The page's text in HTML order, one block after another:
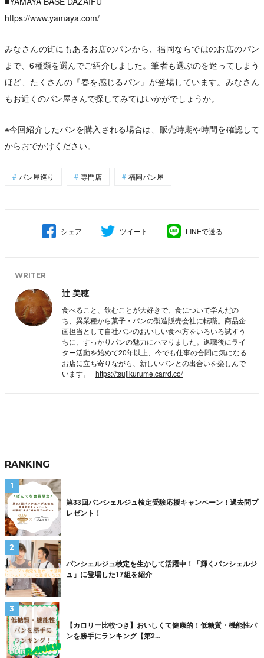
https://www.yamaya.com/
みなさんの街にもあるお店のパンから、福岡ならではのお店のパン
まで、6種類を選んでご紹介しました。筆者も選ぶのを迷ってしまう
ほど、たくさんの『春を感じるパン』が登場しています。みなさん
もお近くのパン屋さんで探してみてはいかがでしょうか。
※今回紹介したパンを購入される場合は、販売時期や時間を確認して
からおでかけください。
パン屋巡り 専門店 福岡パン屋
シェア ツイート LINEで送る
WRITER
辻 美穂
食べること、飲むことが大好きで、食について学んだの
ち、異業種から菓子・パンの製造販売会社に転職。商品企
画担当として自社パンのおいしい食べ方をいろいろ試すう
ちに、すっかりパンの魅力にハマりました。退職後にライ
ター活動を始めて20年以上、今でも仕事の合間に気になる
お店に立ち寄りながら、新しいパンとの出合いを楽しんで
います。 https://tsujikurume.carrd.co/
RANKING
第33回パンシェルジュ検定受験応援キャンペーン！過去問プ
レゼント！
パンシェルジュ検定を生かして活躍中！「輝くパンシェルジ
ュ」に登場した17組を紹介
【カロリー比較つき】おいしくて健康的！低糖質・機能性パ
ンを勝手にランキング【第2...